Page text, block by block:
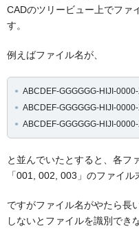
CADのツリービュー上でファ
す。
例えばファイル名が、
ABCDEF-GGGGGG-HIJI-
ABCDEF-GGGGGG-HIJI-
ABCDEF-GGGGGG-HIJI-
と並んでいたとすると、各フ
「001, 002, 003」のファイル
ですがファイル名がやたら長
しないとファイルを識別でき